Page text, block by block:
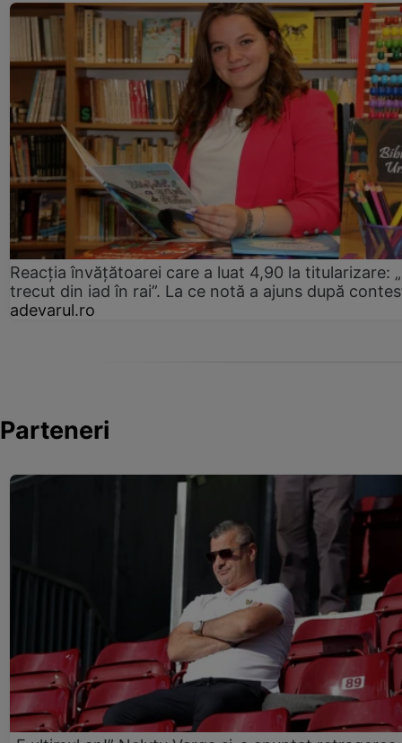
Reacția învățătoarei care a luat 4,90 la titularizare:
trecut din iad în rai”. La ce notă a ajuns după
adevarul.ro
Parteneri